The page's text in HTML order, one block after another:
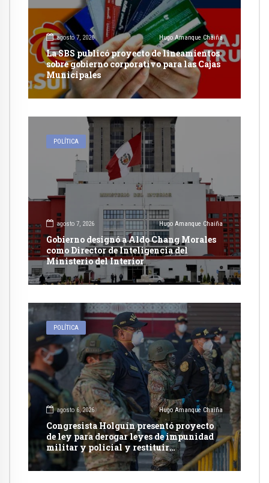
agosto 7, 2026 Hugo Amanque Chaiña
La SBS publicó proyecto de lineamientos
sobre gobierno corporativo para las Cajas
Municipales
POLÍTICA
agosto 7, 2026 Hugo Amanque Chaiña
Gobierno designó a Aldo Chang Morales
como Director de Inteligencia del
Ministerio del Interior
POLÍTICA
agosto 6, 2026 Hugo Amanque Chaiña
Congresista Holguín presentó proyecto
de ley para derogar leyes de impunidad
militar y policial y restituir
competencia de justicia ordinaria